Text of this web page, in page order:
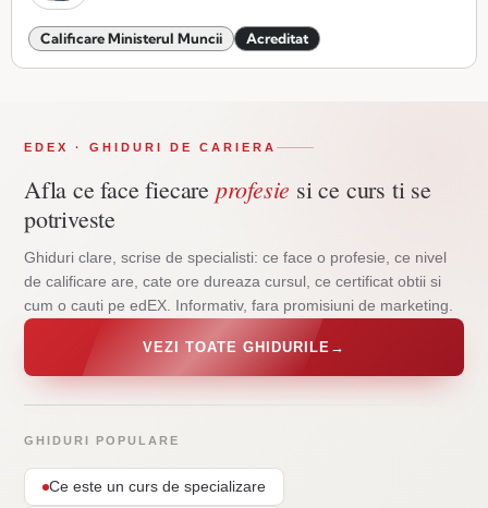
Calificare Ministerul Muncii Acreditat
EDEX · GHIDURI DE CARIERA
Afla ce face fiecare profesie si ce curs ti se
potriveste
Ghiduri clare, scrise de specialisti: ce face o profesie, ce nivel
de calificare are, cate ore dureaza cursul, ce certificat obtii si
cum o cauti pe edEX. Informativ, fara promisiuni de marketing.
VEZI TOATE GHIDURILE →
GHIDURI POPULARE
Ce este un curs de specializare